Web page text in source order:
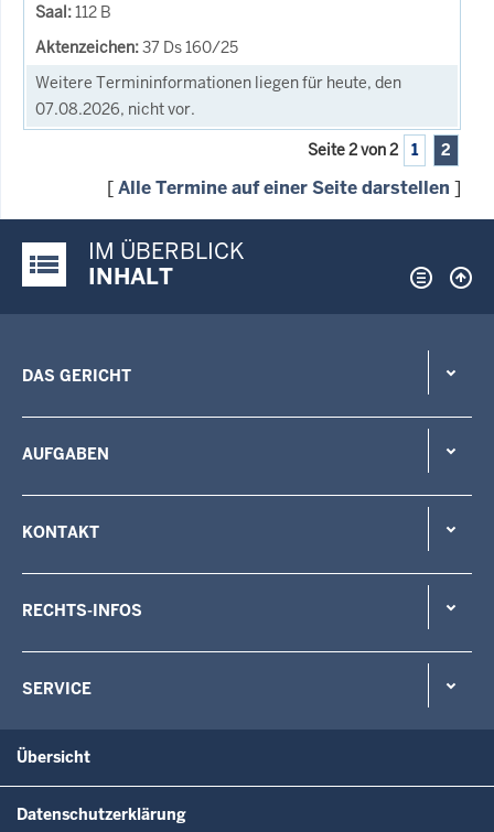
112 B
37 Ds 160/25
Weitere Termininformationen liegen für heute, den
07.08.2026, nicht vor.
Seite 2 von 2 1 2
[Alle Termine auf einer Seite darstellen ]
Justiz-Portal im Überblick:
IM ÜBERBLICK
INHALT
DAS GERICHT
AUFGABEN
KONTAKT
RECHTS-INFOS
SERVICE
Übersicht
Datenschutzerklärung